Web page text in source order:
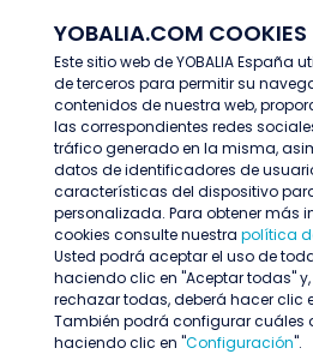
YOBALIA.COM COOKIES
Este sitio web de YOBALIA España
de terceros para permitir su
contenidos de nuestra web,
las correspondientes redes
tráfico generado en la misma,
datos de identificadores de
características del dispositivo
personalizada. Para obtener más
cookies consulte nuestra política
Usted podrá aceptar el uso de
haciendo clic en "Aceptar todas"
rechazar todas, deberá hacer clic
También podrá configurar cuáles
haciendo clic en "Configuración".
Últimas ofertas
Oferta no encontrada o
proceso de